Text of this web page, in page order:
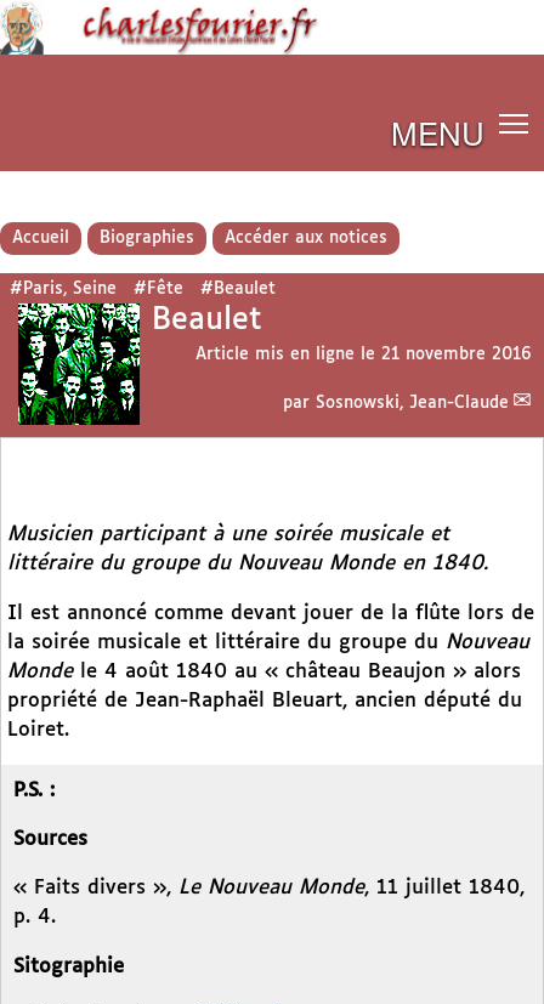
MENU
Accueil Biographies Accéder aux notices
#Paris, Seine #Fête #Beaulet
Beaulet
Article mis en ligne le 21 novembre 2016
par Sosnowski, Jean-Claude
Musicien participant à une soirée musicale et
littéraire du groupe du Nouveau Mondeen 1840.
Il est annoncé comme devant jouer de la flûte lors de
la soirée musicale et littéraire du groupe du Nouveau
Mondele 4 août 1840 au « château Beaujon » alors
propriété de Jean-Raphaël Bleuart, ancien député du
Loiret.
P.S. :
Sources
« Faits divers », Le Nouveau Monde, 11 juillet 1840,
p. 4.
Sitographie